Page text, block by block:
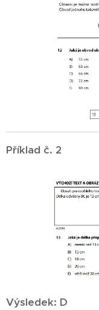
Příklad č. 2
Výsledek: D